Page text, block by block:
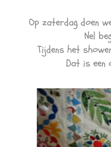
Op zaterdag doen
Nel
Tijdens het
Dat is een